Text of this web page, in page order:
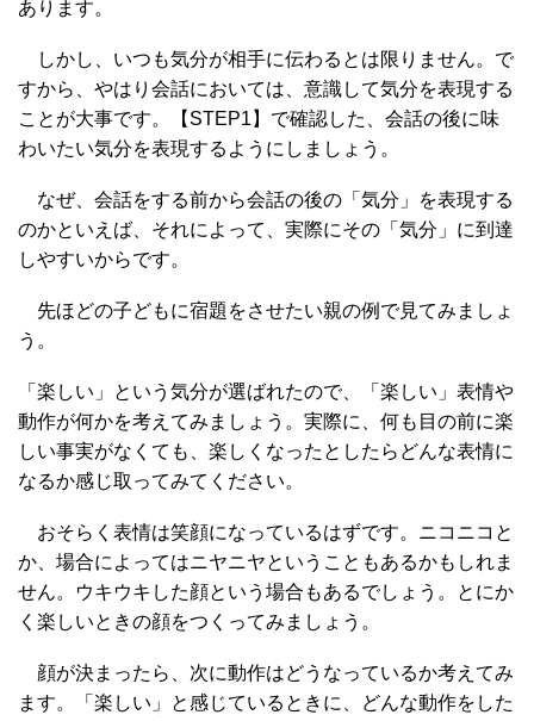
あります。
しかし、いつも気分が相手に伝わるとは限りません。で
すから、やはり会話においては、意識して気分を表現する
ことが大事です。【STEP1】で確認した、会話の後に味
わいたい気分を表現するようにしましょう。
なぜ、会話をする前から会話の後の「気分」を表現する
のかといえば、それによって、実際にその「気分」に到達
しやすいからです。
先ほどの子どもに宿題をさせたい親の例で見てみましょ
う。
「楽しい」という気分が選ばれたので、「楽しい」表情や
動作が何かを考えてみましょう。実際に、何も目の前に楽
しい事実がなくても、楽しくなったとしたらどんな表情に
なるか感じ取ってみてください。
おそらく表情は笑顔になっているはずです。ニコニコと
か、場合によってはニヤニヤということもあるかもしれま
せん。ウキウキした顔という場合もあるでしょう。とにか
く楽しいときの顔をつくってみましょう。
顔が決まったら、次に動作はどうなっているか考えてみ
ます。「楽しい」と感じているときに、どんな動作をした